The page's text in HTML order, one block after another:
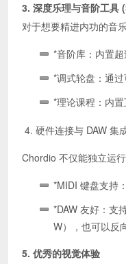
3. 深度乐理与音阶工具
对于想要精进内功的音
*音阶库：内置
*调式轮盘：通
*理论课程：内
4. 硬件连接与 DAW 集
Chordio 不仅能独立运
*MIDI 键盘支持
*DAW 友好：支
W），也可以反
5. 优秀的视觉体验